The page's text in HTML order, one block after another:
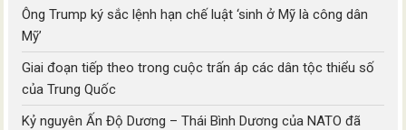
Ông Trump ký sắc lệnh hạn chế luật ‘sinh ở Mỹ là công dân
Mỹ’
Giai đoạn tiếp theo trong cuộc trấn áp các dân tộc thiểu số
của Trung Quốc
Kỷ nguyên Ấn Độ Dương – Thái Bình Dương của NATO đã